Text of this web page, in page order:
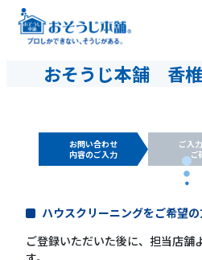
おそうじ本舗 香
お問い合わせ
内容のご入力
ご入
ご
ハウスクリーニングをご希望
ご登録いただいた後に、担当店舗